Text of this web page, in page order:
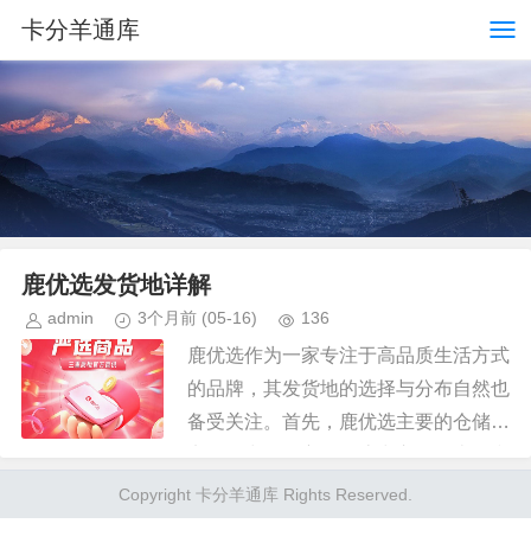
卡分羊通库
鹿优选发货地详解
admin 3个月前 (05-16) 136
鹿优选作为一家专注于高品质生活方式
的品牌，其发货地的选择与分布自然也
备受关注。首先，鹿优选主要的仓储地
深圳。这些地方不仅便于集中管理库
存，还能快速响应全国范围内的客户...
Copyright 卡分羊通库 Rights Reserved.